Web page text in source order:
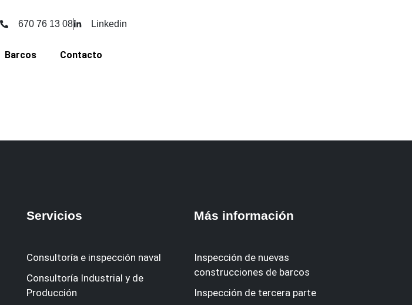
670 76 13 08 Linkedin
Barcos Contacto
Servicios
Consultoría e inspección naval
Consultoría Industrial y de
Producción
Más información
Inspección de nuevas
construcciones de barcos
Inspección de tercera parte